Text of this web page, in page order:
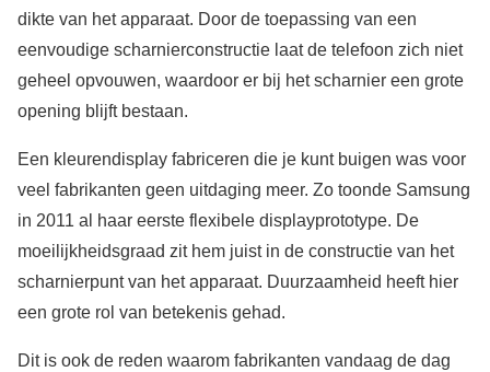
dikte van het apparaat. Door de toepassing van een
eenvoudige scharnierconstructie laat de telefoon zich niet
geheel opvouwen, waardoor er bij het scharnier een grote
opening blijft bestaan.
Een kleurendisplay fabriceren die je kunt buigen was voor
veel fabrikanten geen uitdaging meer. Zo toonde Samsung
in 2011 al haar eerste flexibele displayprototype. De
moeilijkheidsgraad zit hem juist in de constructie van het
scharnierpunt van het apparaat. Duurzaamheid heeft hier
een grote rol van betekenis gehad.
Dit is ook de reden waarom fabrikanten vandaag de dag